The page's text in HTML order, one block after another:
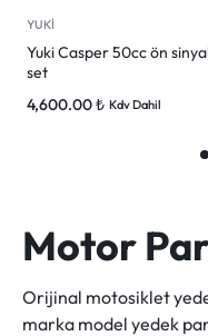
YUKİ
Yuki Casper 50cc ön
set
4,600.00₺ Kdv Dahil
Motor
Orijinal motosiklet
marka model yedek